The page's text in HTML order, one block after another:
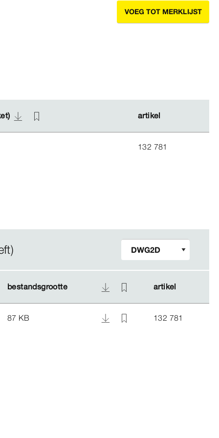
VOEG TOT MERKLIJST
artikel
artikel
132 781
bestandsgrootte artikel
bestandsgrootte artikel
87 KB 132 781